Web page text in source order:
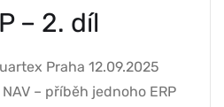
– 2. díl
Praha 12.09.2025
– příběh jednoho ERP